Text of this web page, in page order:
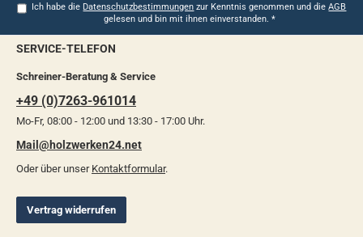
Ich habe die Datenschutzbestimmungen zur Kenntnis genommen und dieAGB
gelesen und bin mit ihnen einverstanden. *
SERVICE-TELEFON
Schreiner-Beratung & Service
+49 (0)7263-961014
Mo-Fr, 08:00 - 12:00 und 13:30 - 17:00 Uhr.
Mail@holzwerken24.net
Oder über unser Kontaktformular.
Vertrag widerrufen